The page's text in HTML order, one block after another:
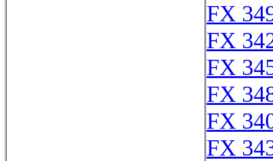
FX
FX
FX
FX
FX
FX